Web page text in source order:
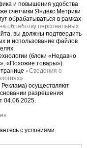
и повышения удобства
счетчики Яндекс.Метрики
обрабатываться в рамках
обработку персональных
вы должны подтвердить
и использование файлов
(блоки «Недавно
«Похожие товары»).
«Сведения о
.
Реклама) осуществляют
разрешения
04.06.2025.
с условиями.